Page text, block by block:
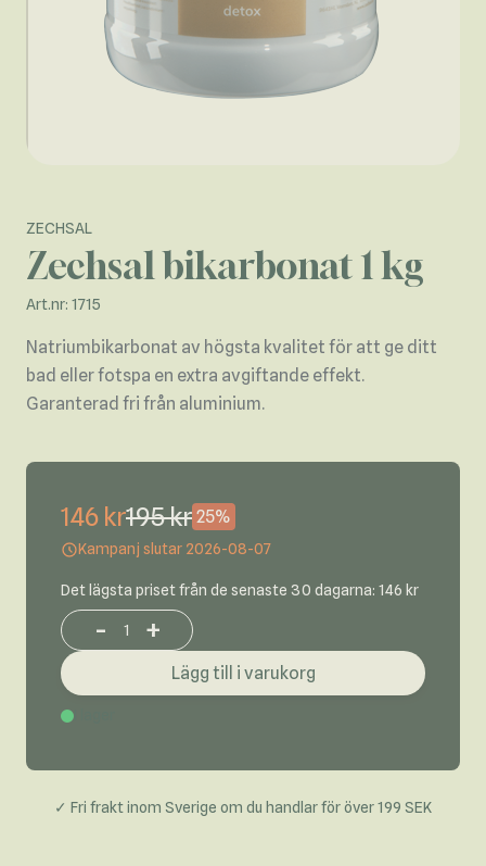
ZECHSAL
Zechsal bikarbonat 1 kg
Art.nr: 1715
Natriumbikarbonat av högsta kvalitet för att ge ditt
bad eller fotspa en extra avgiftande effekt.
Garanterad fri från aluminium.
146 kr195 kr 25%
Kampanj slutar 2026-08-07
Det lägsta priset från de senaste 30 dagarna: 146 kr
Increase or decrease product quantity
- +
Lägg till i varukorg
✓ Fri frakt inom Sverige om du handlar för över 199 SEK